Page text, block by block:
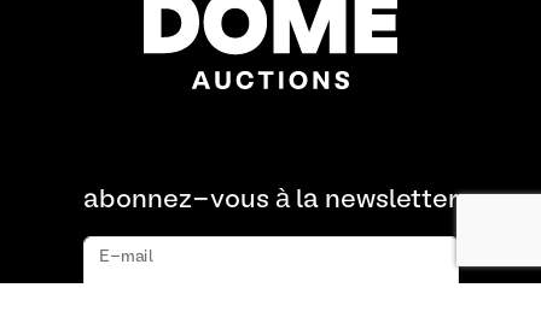
abonnez-vous à la newsletter
E-mail